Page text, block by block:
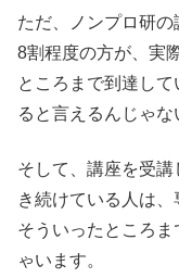
ただ、ノンプロ研
8割程度の方が、実
ところまで到達し
ると言えるんじゃな
そして、講座を受
き続けている人は、
そういったところ
ゃいます。